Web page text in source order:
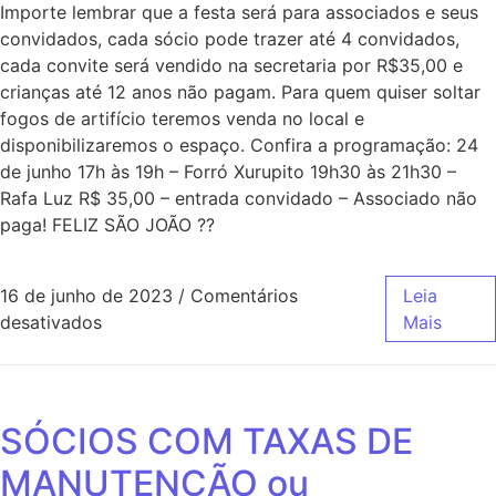
Importe lembrar que a festa será para associados e seus
convidados, cada sócio pode trazer até 4 convidados,
cada convite será vendido na secretaria por R$35,00 e
crianças até 12 anos não pagam. Para quem quiser soltar
fogos de artifício teremos venda no local e
disponibilizaremos o espaço. Confira a programação: 24
de junho 17h às 19h – Forró Xurupito 19h30 às 21h30 –
Rafa Luz R$ 35,00 – entrada convidado – Associado não
paga! FELIZ SÃO JOÃO ??
16 de junho de 2023 / Comentários
desativados
Leia
Mais
SÓCIOS COM TAXAS DE
MANUTENÇÃO ou